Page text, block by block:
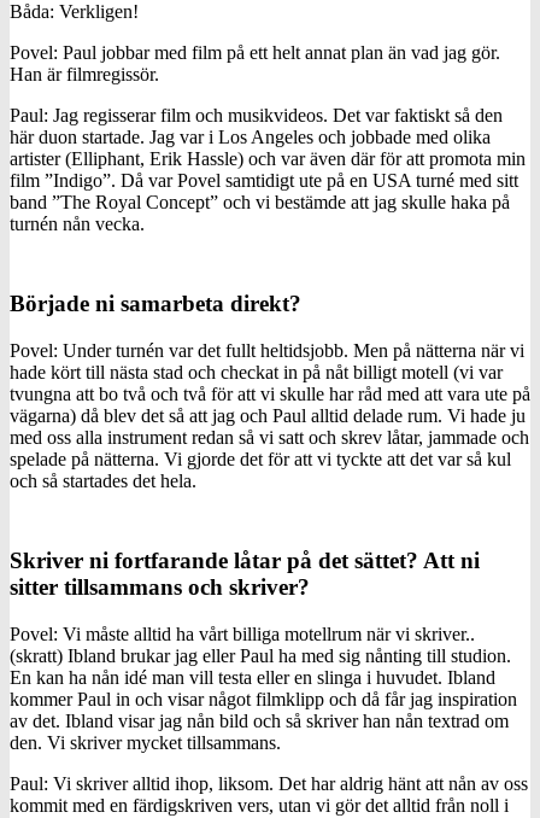
Båda: Verkligen!
Povel: Paul jobbar med film på ett helt annat plan än vad jag gör.
Han är filmregissör.
Paul: Jag regisserar film och musikvideos. Det var faktiskt så den
här duon startade. Jag var i Los Angeles och jobbade med olika
artister (Elliphant, Erik Hassle) och var även där för att promota min
film ”Indigo”. Då var Povel samtidigt ute på en USA turné med sitt
band ”The Royal Concept” och vi bestämde att jag skulle haka på
turnén nån vecka.
Började ni samarbeta direkt?
Povel: Under turnén var det fullt heltidsjobb. Men på nätterna när vi
hade kört till nästa stad och checkat in på nåt billigt motell (vi var
tvungna att bo två och två för att vi skulle har råd med att vara ute på
vägarna) då blev det så att jag och Paul alltid delade rum. Vi hade ju
med oss alla instrument redan så vi satt och skrev låtar, jammade och
spelade på nätterna. Vi gjorde det för att vi tyckte att det var så kul
och så startades det hela.
Skriver ni fortfarande låtar på det sättet? Att ni
sitter tillsammans och skriver?
Povel: Vi måste alltid ha vårt billiga motellrum när vi skriver..
(skratt) Ibland brukar jag eller Paul ha med sig nånting till studion.
En kan ha nån idé man vill testa eller en slinga i huvudet. Ibland
kommer Paul in och visar något filmklipp och då får jag inspiration
av det. Ibland visar jag nån bild och så skriver han nån textrad om
den. Vi skriver mycket tillsammans.
Paul: Vi skriver alltid ihop, liksom. Det har aldrig hänt att nån av oss
kommit med en färdigskriven vers, utan vi gör det alltid från noll i